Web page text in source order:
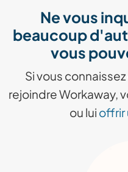
Ne vous
beaucoup
vous
Si vous
rejoindre Workaway,
ou lui offrir